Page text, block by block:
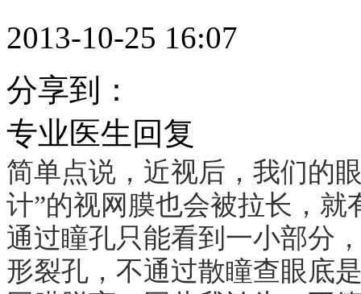
2013-10-25 16:07
分享到：
专业医生回复
简单点说，近视后，我们的
计”的视网膜也会被拉长，就
通过瞳孔只能看到一小部分
形裂孔，不通过散瞳查眼底